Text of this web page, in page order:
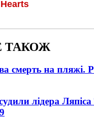
ТАКОЖ
смерть на пляжі.
лідера